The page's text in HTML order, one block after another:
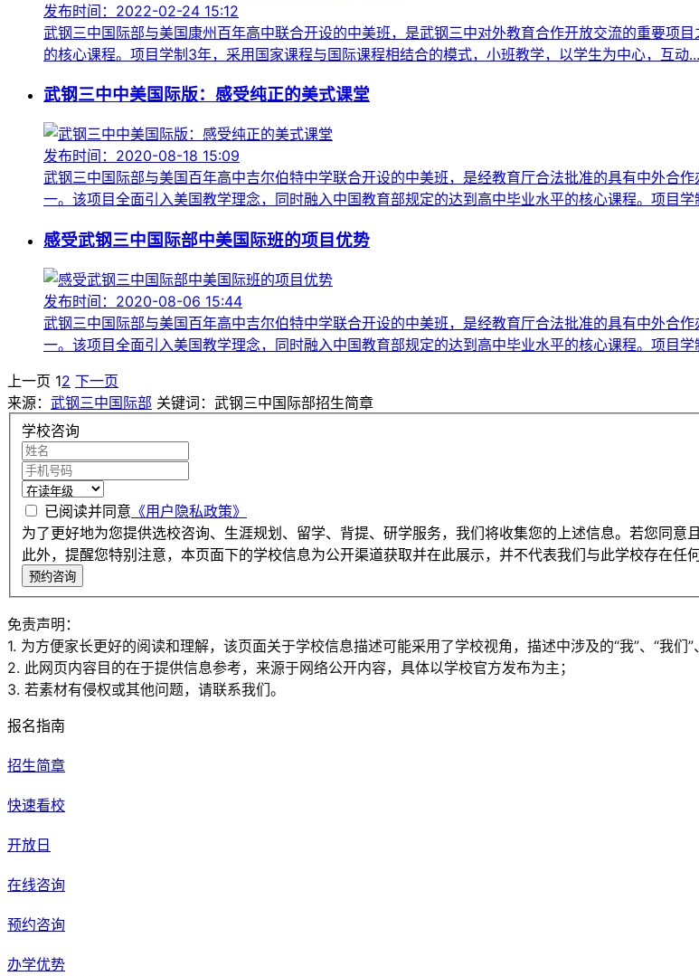
发布时间：2022-02-24 15:12
武钢三中国际部与美国康州百年高中联合开设的中美班，是武钢三中对外教育合作开放交流的重要项
的核心课程。项目学制3年，采用国家课程与国际课程相结合的模式，小班教学，以学生为中心，互动...
武钢三中中美国际版：感受纯正的美式课堂
发布时间：2020-08-18 15:09
武钢三中国际部与美国百年高中吉尔伯特中学联合开设的中美班，是经教育厅合法批准的具有中外合
一。该项目全面引入美国教学理念，同时融入中国教育部规定的达到高中毕业水平的核心课程。项目学
感受武钢三中国际部中美国际班的项目优势
发布时间：2020-08-06 15:44
武钢三中国际部与美国百年高中吉尔伯特中学联合开设的中美班，是经教育厅合法批准的具有中外合
一。该项目全面引入美国教学理念，同时融入中国教育部规定的达到高中毕业水平的核心课程。项目学
上一页 12 下一页
来源： 武钢三中国际部 关键词：武钢三中国际部招生简章
学校咨询
已阅读并同意 《用户隐私政策》
为了更好地为您提供选校咨询、生涯规划、留学、背提、研学服务，我们将收集您的上述信息。若您同意
此外，提醒您特别注意，本页面下的学校信息为公开渠道获取并在此展示，并不代表我们与此学校存在任
预约咨询
免责声明：
1. 为方便家长更好的阅读和理解，该页面关于学校信息描述可能采用了学校视角，描述中涉及的“我”、“我们
2. 此网页内容目的在于提供信息参考，来源于网络公开内容，具体以学校官方发布为主；
3. 若素材有侵权或其他问题，请联系我们。
报名指南
招生简章
快速看校
开放日
在线咨询
预约咨询
办学优势